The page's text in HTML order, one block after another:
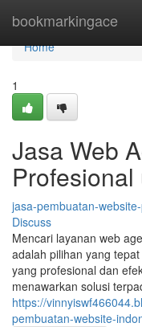
bookmarkingace
Home
Home
1
Jasa Web
jasa-pembuatan-
Discuss
Mencari layanan web
adalah pilihan yang
yang profesional dan
menawarkan solusi
https://
pembuatan-website-